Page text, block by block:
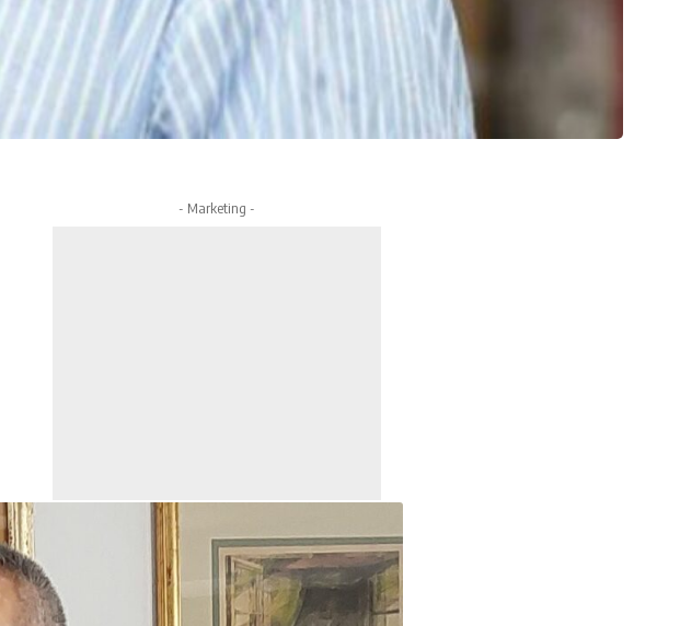
- Marketing -